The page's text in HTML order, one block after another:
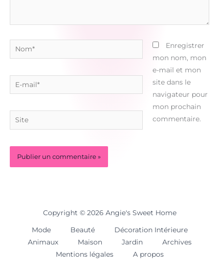
Nom*
E-
mail*
Site
Enregistrer
mon nom, mon
e-mail et mon
site dans le
navigateur pour
mon prochain
commentaire.
Copyright © 2026 Angie's Sweet Home
Mode Beauté
Décoration Intérieure
Animaux
Maison Jardin
Archives
Mentions légales
A propos